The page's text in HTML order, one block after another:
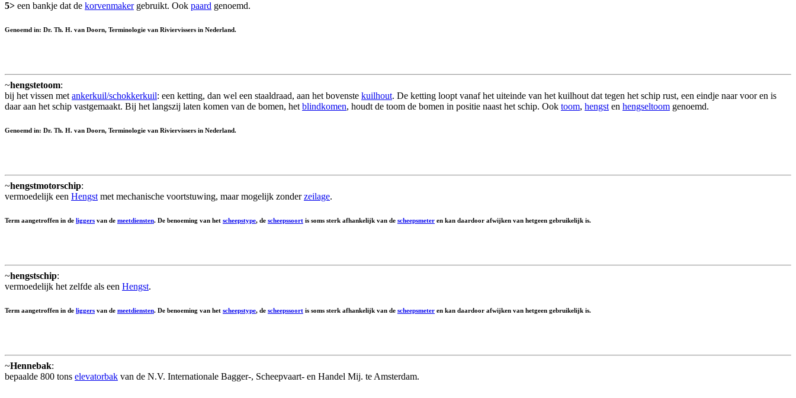
5> een bankje dat de korvenmakergebruikt. Ook paard genoemd.
Genoemd in: Dr. Th. H. van Doorn, Terminologie van Riviervissers in Nederland.
~hengstetoom:
bij het vissen met ankerkuil/schokkerkuil: een ketting, dan wel een staaldraad, aan het bovenste kuilhout. De ketting loopt vanaf het uiteinde van het kuilhout dat tegen het schip rust, een eindje naar voor en is
daar aan het schip vastgemaakt. Bij het langszij laten komen van de bomen, het blindkomen, houdt de toom de bomen in positie naast het schip. Ook toom, hengst en hengseltoom genoemd.
Genoemd in: Dr. Th. H. van Doorn, Terminologie van Riviervissers in Nederland.
~hengstmotorschip:
vermoedelijk een Hengst met mechanische voortstuwing, maar mogelijk zonderzeilage.
Term aangetroffen in de liggers van de meetdiensten. De benoeming van het scheepstype, de scheepssoort is soms sterk afhankelijk van de scheepsmeter en kan daardoor afwijken van hetgeen gebruikelijk is.
~hengstschip:
vermoedelijk het zelfde als een Hengst.
Term aangetroffen in de liggers van de meetdiensten. De benoeming van het scheepstype, de scheepssoort is soms sterk afhankelijk van de scheepsmeter en kan daardoor afwijken van hetgeen gebruikelijk is.
~Hennebak:
bepaalde 800 tons elevatorbak van de N.V. Internationale Bagger-, Scheepvaart- en Handel Mij. te Amsterdam.